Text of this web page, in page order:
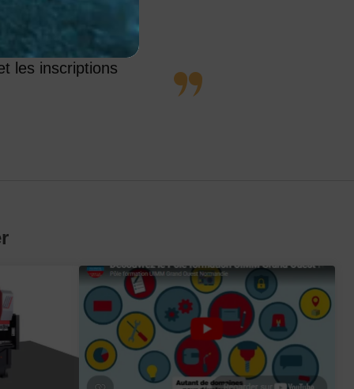
entreprise
pour vous
les inscriptions